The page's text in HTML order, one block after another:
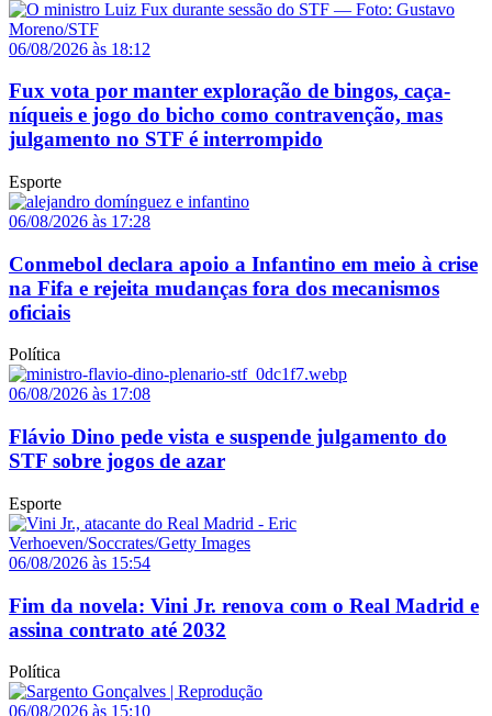
06/08/2026 às 18:12
Fux vota por manter exploração de bingos, caça-
níqueis e jogo do bicho como contravenção, mas
julgamento no STF é interrompido
Esporte
06/08/2026 às 17:28
Conmebol declara apoio a Infantino em meio à crise
na Fifa e rejeita mudanças fora dos mecanismos
oficiais
Política
06/08/2026 às 17:08
Flávio Dino pede vista e suspende julgamento do
STF sobre jogos de azar
Esporte
06/08/2026 às 15:54
Fim da novela: Vini Jr. renova com o Real Madrid e
assina contrato até 2032
Política
06/08/2026 às 15:10